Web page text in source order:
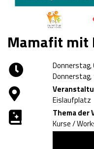
Mamafit mit
Donnerstag,
Donnerstag,
Eislaufplatz
Thema der
Kurse /